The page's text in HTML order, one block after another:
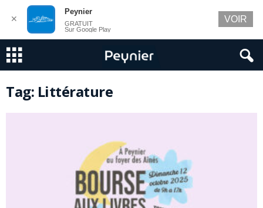
Tag: Littérature
✕
Peynier
GRATUIT
Sur Google Play
VOIR